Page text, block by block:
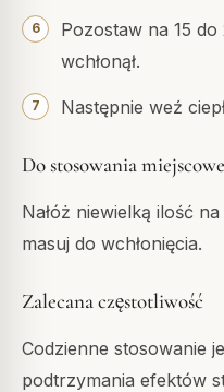
Pozostaw na 15
wchłonął.
Następnie weź
Do stosowania
Nałóż niewielką ilość
masuj do wchłonięcia.
Zalecana częstotliwość
Codzienne stosowanie
podtrzymania efektów